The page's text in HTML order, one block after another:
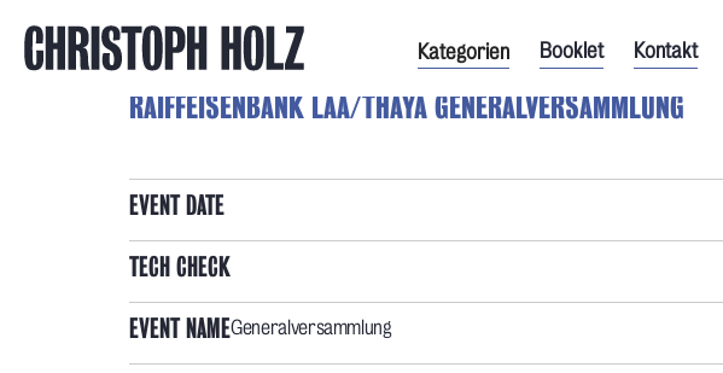
Kategorien Booklet Kontakt
RAIFFEISENBANK LAA/THAYA GENERALVERSAMMLUNG
EVENT DATE
TECH CHECK
EVENT NAMEGeneralversammlung